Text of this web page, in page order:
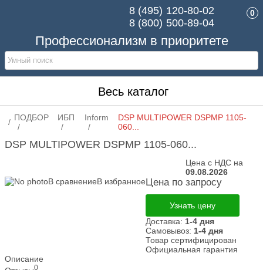
Профессионализм в приоритете
8 (495) 120-80-02
8 (800) 500-89-04
0
Весь каталог
ПОДБОР ИБП Inform
DSP MULTIPOWER DSPMP 1105-
060...
DSP MULTIPOWER DSPMP 1105-060...
Цена с НДС на
09.08.2026
В сравнениеВ избранноеЦена по запросу
Узнать цену
Доставка: 1-4 дня
Самовывоз: 1-4 дня
Товар сертифицирован
Официальная гарантия
Описание
0